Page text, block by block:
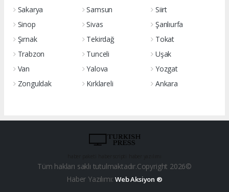
Sakarya
Samsun
Siirt
Sinop
Sivas
Şanlıurfa
Şırnak
Tekirdağ
Tokat
Trabzon
Tunceli
Uşak
Van
Yalova
Yozgat
Zonguldak
Kırklareli Ankara
Tüm hakları saklı tutulmaktadır.Copyright 2026©
Haber Yazılımı:Web Aksiyon ®